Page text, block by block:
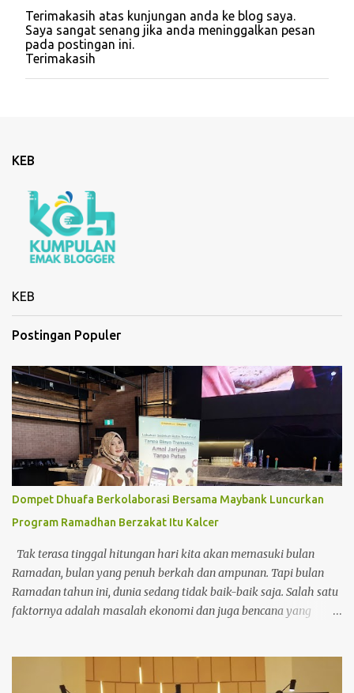
P
o
s
t
i
e
t
a
r
Terimakasih atas kunjungan anda ke blog saya.
Saya sangat senang jika anda meninggalkan pesan
pada postingan ini.
Terimakasih
KEB
KEB
Postingan Populer
Dompet Dhuafa Berkolaborasi Bersama Maybank Luncurkan
Program Ramadhan Berzakat Itu Kalcer
Tak terasa tinggal hitungan hari kita akan memasuki bulan
Ramadan, bulan yang penuh berkah dan ampunan. Tapi bulan
Ramadan tahun ini, dunia sedang tidak baik-baik saja. Salah satu
faktornya adalah masalah ekonomi dan juga bencana yang
Sumatera Utara dan Sumatera Barat. Hati langsung trenyuh
ketika melihat saudara kita terkena bencana. Bagaimana tidak